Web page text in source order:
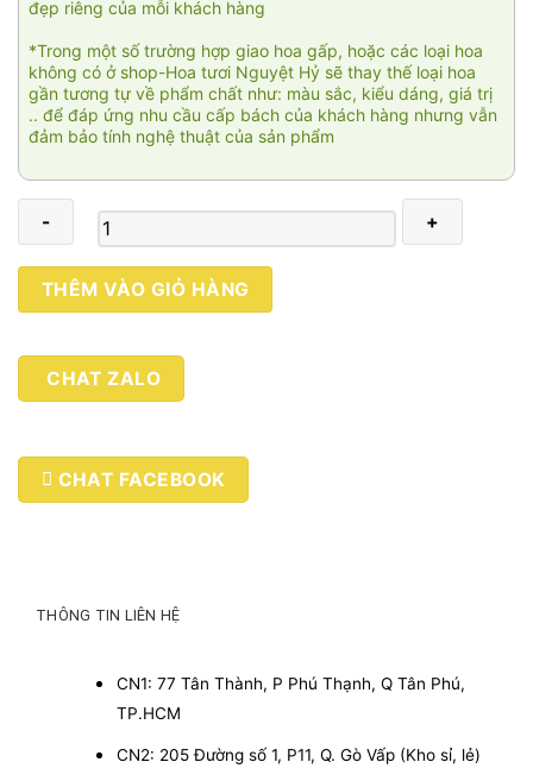
đẹp riêng của mỗi khách hàng
*Trong một số trường hợp giao hoa gấp, hoặc các loại hoa
không có ở shop-Hoa tươi Nguyệt Hỷ sẽ thay thế loại hoa
gần tương tự về phẩm chất như: màu sắc, kiểu dáng, giá trị
.. để đáp ứng nhu cầu cấp bách của khách hàng nhưng vẫn
đảm bảo tính nghệ thuật của sản phẩm
Khúc
ca
say
THÊM VÀO GIỎ HÀNG
CHAT ZALO
CHAT FACEBOOK
THÔNG TIN LIÊN HỆ
CN1: 77 Tân Thành, P Phú Thạnh, Q Tân Phú,
TP.HCM
CN2: 205 Đường số 1, P11, Q. Gò Vấp (Kho sỉ, lẻ)